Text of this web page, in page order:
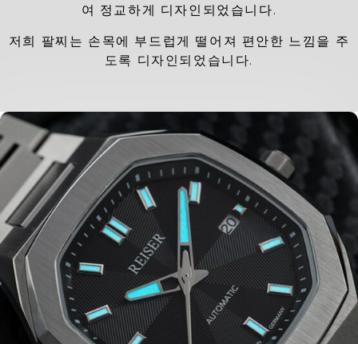
여 정교하게 디자인되었습니다.
저희 팔찌는 손목에 부드럽게 떨어져 편안한 느낌을 주
도록 디자인되었습니다.